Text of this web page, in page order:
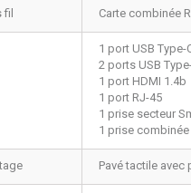
Carte combinée
1 port USB
2 ports USB
1 port HDMI 1.4b
1 port RJ-45
1 prise secteur
1 prise
Pavé tactile